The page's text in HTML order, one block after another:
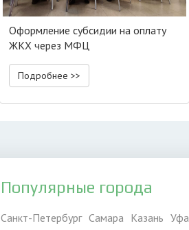
Оформление субсидии на оплату
ЖКХ через МФЦ
Подробнее >>
Популярные города
Санкт-Петербург Самара Казань Уфа